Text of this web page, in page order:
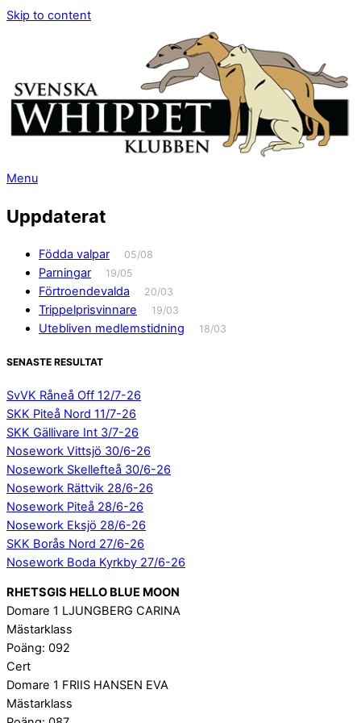
Skip to content
Menu
Uppdaterat
Födda valpar 05/08
Parningar 19/05
Förtroendevalda 20/03
Trippelprisvinnare 19/03
Utebliven medlemstidning 18/03
SENASTE RESULTAT
SvVK Råneå Off 12/7-26
SKK Piteå Nord 11/7-26
SKK Gällivare Int 3/7-26
Nosework Vittsjö 30/6-26
Nosework Skellefteå 30/6-26
Nosework Rättvik 28/6-26
Nosework Piteå 28/6-26
Nosework Eksjö 28/6-26
SKK Borås Nord 27/6-26
Nosework Boda Kyrkby 27/6-26
RHETSGIS HELLO BLUE MOON
Domare 1 LJUNGBERG CARINA
Mästarklass
Poäng: 092
Cert
Domare 1 FRIIS HANSEN EVA
Mästarklass